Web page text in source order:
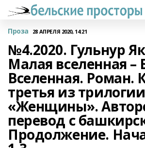
Проза 28 АПРЕЛЯ 2020, 14:21
№4.2020. Гульнур
Малая вселенная –
Вселенная. Роман.
третья из трилогии
«Женщины».
перевод с
Продолжение.